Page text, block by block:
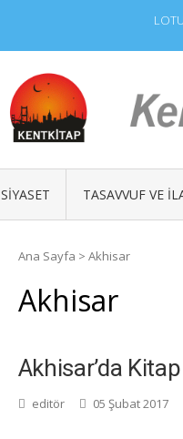
SIYASET TASAVVUF VE
Ana Sayfa > Akhisar
Akhisar
Akhisar’da
editör 05 Şubat 2017